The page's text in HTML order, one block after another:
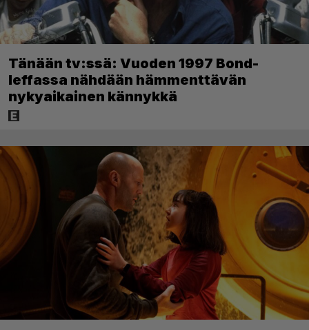
Tänään tv:ssä: Vuoden 1997 Bond-
leffassa nähdään hämmenttävän
nykyaikainen kännykkä